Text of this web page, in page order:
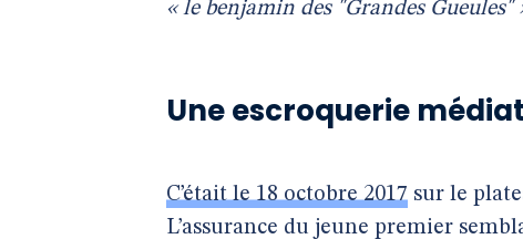
« le benjamin des "Grandes Gueules"
Une escroquerie
C’était le 18 octobre 2017 sur le
L’assurance du jeune premier